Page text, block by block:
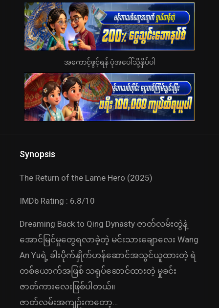
အကောင့်ဖွင့်ရန် ပုံအပေါ်သို့နှိပ်ပါ
Synopsis
The Return of the Lame Hero (2025)
IMDb Rating : 6.8/10
Dreaming Back to Qing Dynasty ဇာတ်လမ်းတွဲနဲ့
အောင်မြင်မှုတွေရလာခဲ့တဲ့ မင်းသားချောလေး Wang
An Yuရဲ့ ခါးပိုက်နှိုက်ဟန်ဆောင်အသွင်ယူထားတဲ့ ရဲ
တစ်ယောက်အဖြစ် သရုပ်ဆောင်ထားတဲ့ မှုခင်း
ဇာတ်ကားလေးဖြစ်ပါတယ်။
ဇာတ်လမ်းအကျဉ်းကတော့…